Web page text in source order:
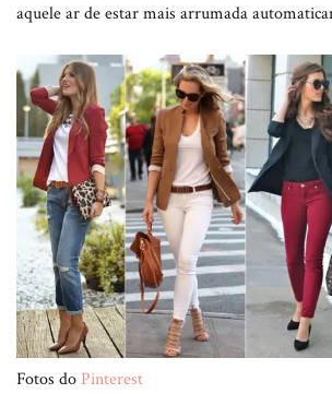
aquele ar de estar mais arrumada
Fotos do Pinterest